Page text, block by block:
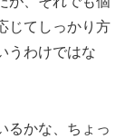
じてしっかり方
うわけではな
るかな、ちょっ